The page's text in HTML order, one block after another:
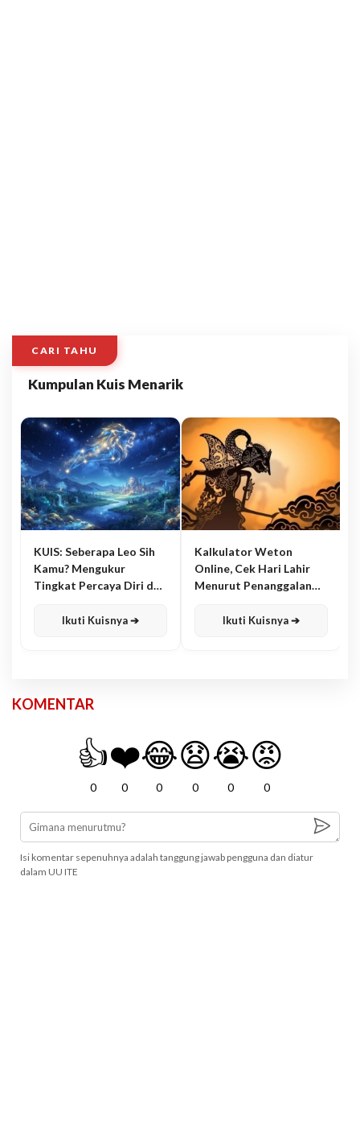
CARI TAHU
Kumpulan Kuis Menarik
KUIS: Seberapa Leo Sih
Kamu? Mengukur
Tingkat Percaya Diri dan
Ikuti Kuisnya ➔
Kalkulator Weton
Online, Cek Hari Lahir
Menurut Penanggalan
Ikuti Kuisnya ➔
KOMENTAR
👍
0
❤️
0
😂
0
😧
0
😭
0
😡
0
Isi komentar sepenuhnya adalah tanggung jawab pengguna dan diatur
dalam UU ITE